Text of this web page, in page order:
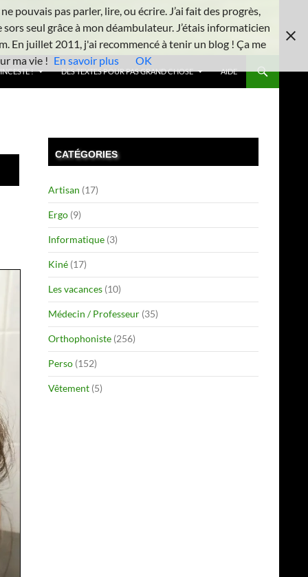
! DES TEXTES POUR PAS GRAND CHOSE AIDE
CATÉGORIES
Artisan (17)
Ergo (9)
Informatique (3)
Kiné (17)
Les vacances (10)
Médecin / Professeur (35)
Orthophoniste (256)
Perso (152)
Vêtement (5)
pouvais pas parler, lire, ou écrire. J’ai fait des progrès,
seul grâce à mon déambulateur. J’étais informaticien
En juillet 2011, j'ai recommencé à tenir un blog ! Ça me
ma vie ! En savoir plus OK